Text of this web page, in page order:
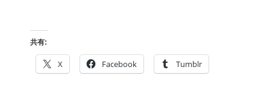
共有:
X Facebook Tumblr